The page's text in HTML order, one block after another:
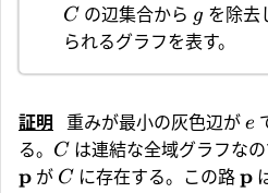
C の辺集合から g を除去
られるグラフを表す。
証明 重みが最小の灰色辺が e
る。 C は連結な全域グラフな
p が C に存在する。この路p